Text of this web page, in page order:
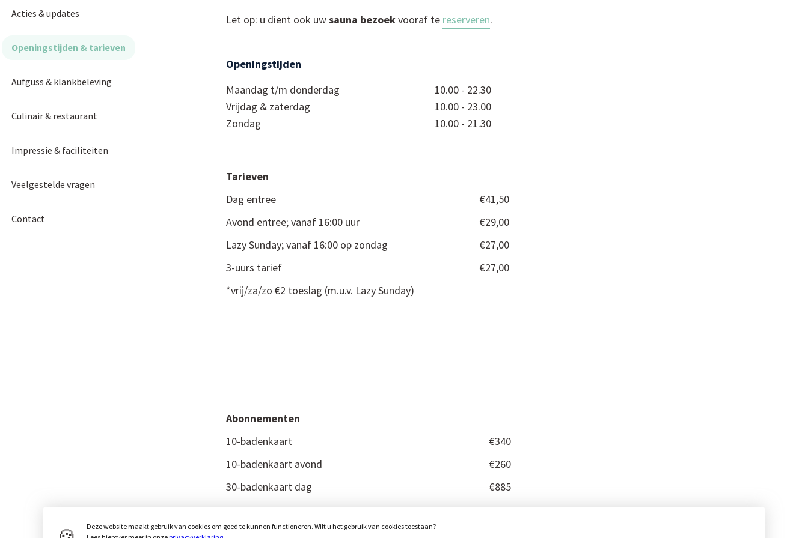
Acties & updates
Openingstijden & tarieven
Aufguss & klankbeleving
Culinair & restaurant
Impressie & faciliteiten
Veelgestelde vragen
Contact
Let op: u dient ook uwsauna bezoekvooraf te reserveren.
Openingstijden
Maandag t/m donderdag
Vrijdag & zaterdag
Zondag
10.00 - 22.30
10.00 - 23.00
10.00 - 21.30
Tarieven
Dag entree
€41,50
Avond entree; vanaf 16:00 uur
€29,00
Lazy Sunday; vanaf 16:00 op zondag
€27,00
3-uurs tarief
€27,00
*vrij/za/zo €2 toeslag (m.u.v. Lazy Sunday)
Abonnementen
10-badenkaart
€340
10-badenkaart avond
€260
30-badenkaart dag
€885
Deze website maakt gebruik van cookies om goed te kunnen functioneren. Wilt u het gebruik van cookies toestaan?